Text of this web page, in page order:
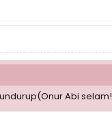
Abi selam!